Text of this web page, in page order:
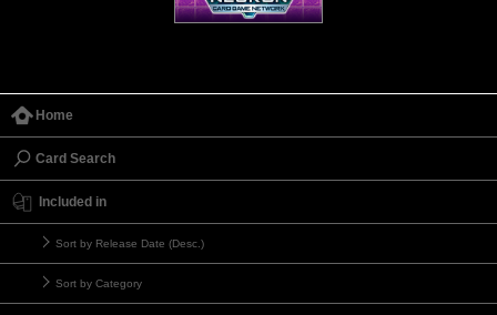
Home
Card Search
Included in
Sort by Release Date (Desc.)
Sort by Category